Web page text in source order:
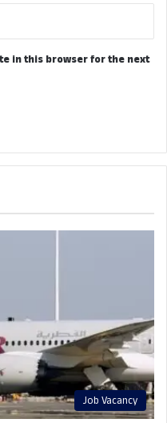
in this browser for the next
Job Vacancy